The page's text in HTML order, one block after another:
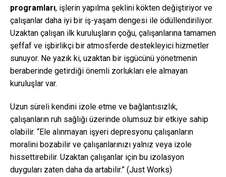
programları, işlerin yapılma şeklini kökten değiştiriyor ve
çalışanlar daha iyi bir iş-yaşam dengesi ile ödüllendiriliyor.
Uzaktan çalışan ilk kuruluşların çoğu, çalışanlarına tamamen
şeffaf ve işbirlikçi bir atmosferde destekleyici hizmetler
sunuyor. Ne yazık ki, uzaktan bir işgücünü yönetmenin
beraberinde getirdiği önemli zorlukları ele almayan
kuruluşlar var.
Uzun süreli kendini izole etme ve bağlantısızlık,
çalışanların ruh sağlığı üzerinde olumsuz bir etkiye sahip
olabilir. “Ele alınmayan işyeri depresyonu çalışanların
moralini bozabilir ve çalışanlarınızı yalnız veya izole
hissettirebilir. Uzaktan çalışanlar için bu izolasyon
duyguları zaten daha da artabilir.” (Just Works)